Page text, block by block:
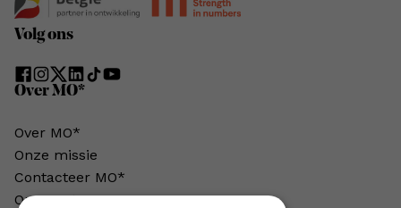
Volg ons
Over MO*
Over MO*
Onze missie
Contacteer MO*
Onze auteurs